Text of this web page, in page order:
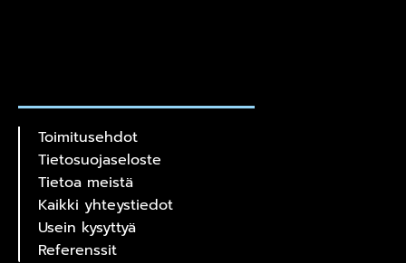
Toimitusehdot
Tietosuojaseloste
Tietoa meistä
Kaikki yhteystiedot
Usein kysyttyä
Referenssit